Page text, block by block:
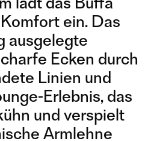
COMPOSITION 01
ein. Das
ausgelegte
Ecken durch
Linien und
Erlebnis, das
und verspielt
Armlehne